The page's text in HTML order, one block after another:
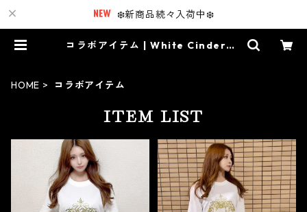
❄️新商品続々入荷中❄️
コラボアイテム | White Cinderell
HOME コラボアイテム
ITEM LIST